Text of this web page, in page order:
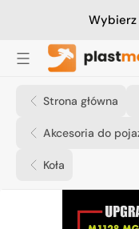
Wybierz
Strona główna
Akcesoria do
Koła